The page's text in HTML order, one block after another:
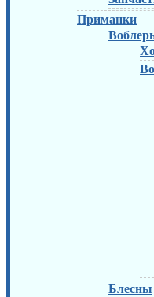
Приманки
Блесны